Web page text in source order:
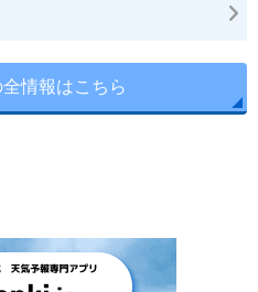
情報はこちら